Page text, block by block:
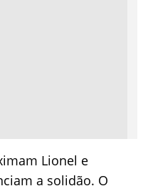
Lionel e
a solidão. O